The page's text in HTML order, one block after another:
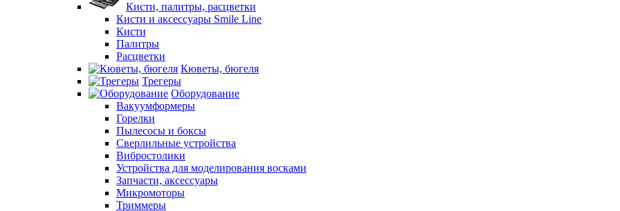
Кисти, палитры, расцветки
Кисти и аксессуары Smile Line
Кисти
Палитры
Расцветки
Кюветы, бюгеля
Трегеры
Оборудование
Вакуумформеры
Горелки
Пылесосы и боксы
Сверлильные устройства
Вибростолики
Устройства для моделирования восками
Запчасти, аксессуары
Микромоторы
Триммеры